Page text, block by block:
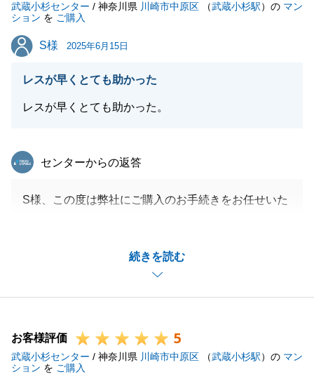
武蔵小杉センター / 神奈川県 川崎市中原区 （武蔵小杉駅）の マン
ション を ご購入
S様
S様 2025年6月15日
レスが早くとても助かった
レスが早くとても助かった。
続きを読む
東急リバブル
センターからの返答
S様、この度は弊社にご購入のお手続きをお任せいた
ることができました。
誠にありがとうございました。
今後とも何かお力になれることがございましたら些細
今後とも何卒よろしくお願いいたします。
お客様評価 5
武蔵小杉センター / 神奈川県 川崎市中原区 （武蔵小杉駅）の マン
ション を ご購入